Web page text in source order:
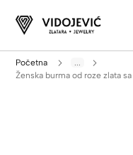
Početna
...
Ženska burma od roze zlata